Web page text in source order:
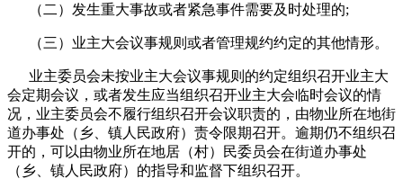
（二）发生重大事故或者紧急事件需要及时处理的;
（三）业主大会议事规则或者管理规约约定的其他情形。
业主委员会未按业主大会议事规则的约定组织召开业主大
会定期会议，或者发生应当组织召开业主大会临时会议的情
况，业主委员会不履行组织召开会议职责的，由物业所在地街
道办事处（乡、镇人民政府）责令限期召开。逾期仍不组织召
开的，可以由物业所在地居（村）民委员会在街道办事处
（乡、镇人民政府）的指导和监督下组织召开。